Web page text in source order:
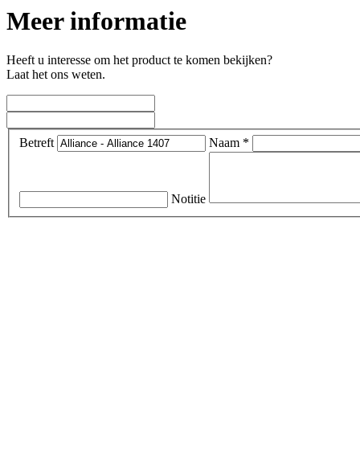
Meer informatie
Heeft u interesse om het product te komen bekijken?
Laat het ons weten.
Betreft Naam *
Notitie